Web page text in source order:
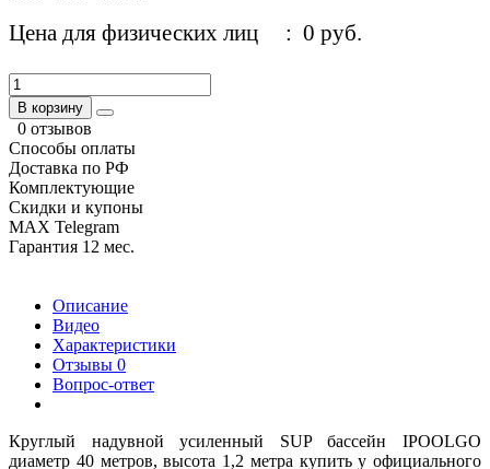
Цена для физических лиц : 0 руб.
В корзину
0 отзывов
Способы оплаты
Доставка по РФ
Комплектующие
Скидки и купоны
MAX Telegram
Гарантия 12 мес.
Описание
Видео
Характеристики
Отзывы 0
Вопрос-ответ
Круглый надувной усиленный SUP бассейн IPOOLGO
диаметр 40 метров, высота 1,2 метра купить у официального